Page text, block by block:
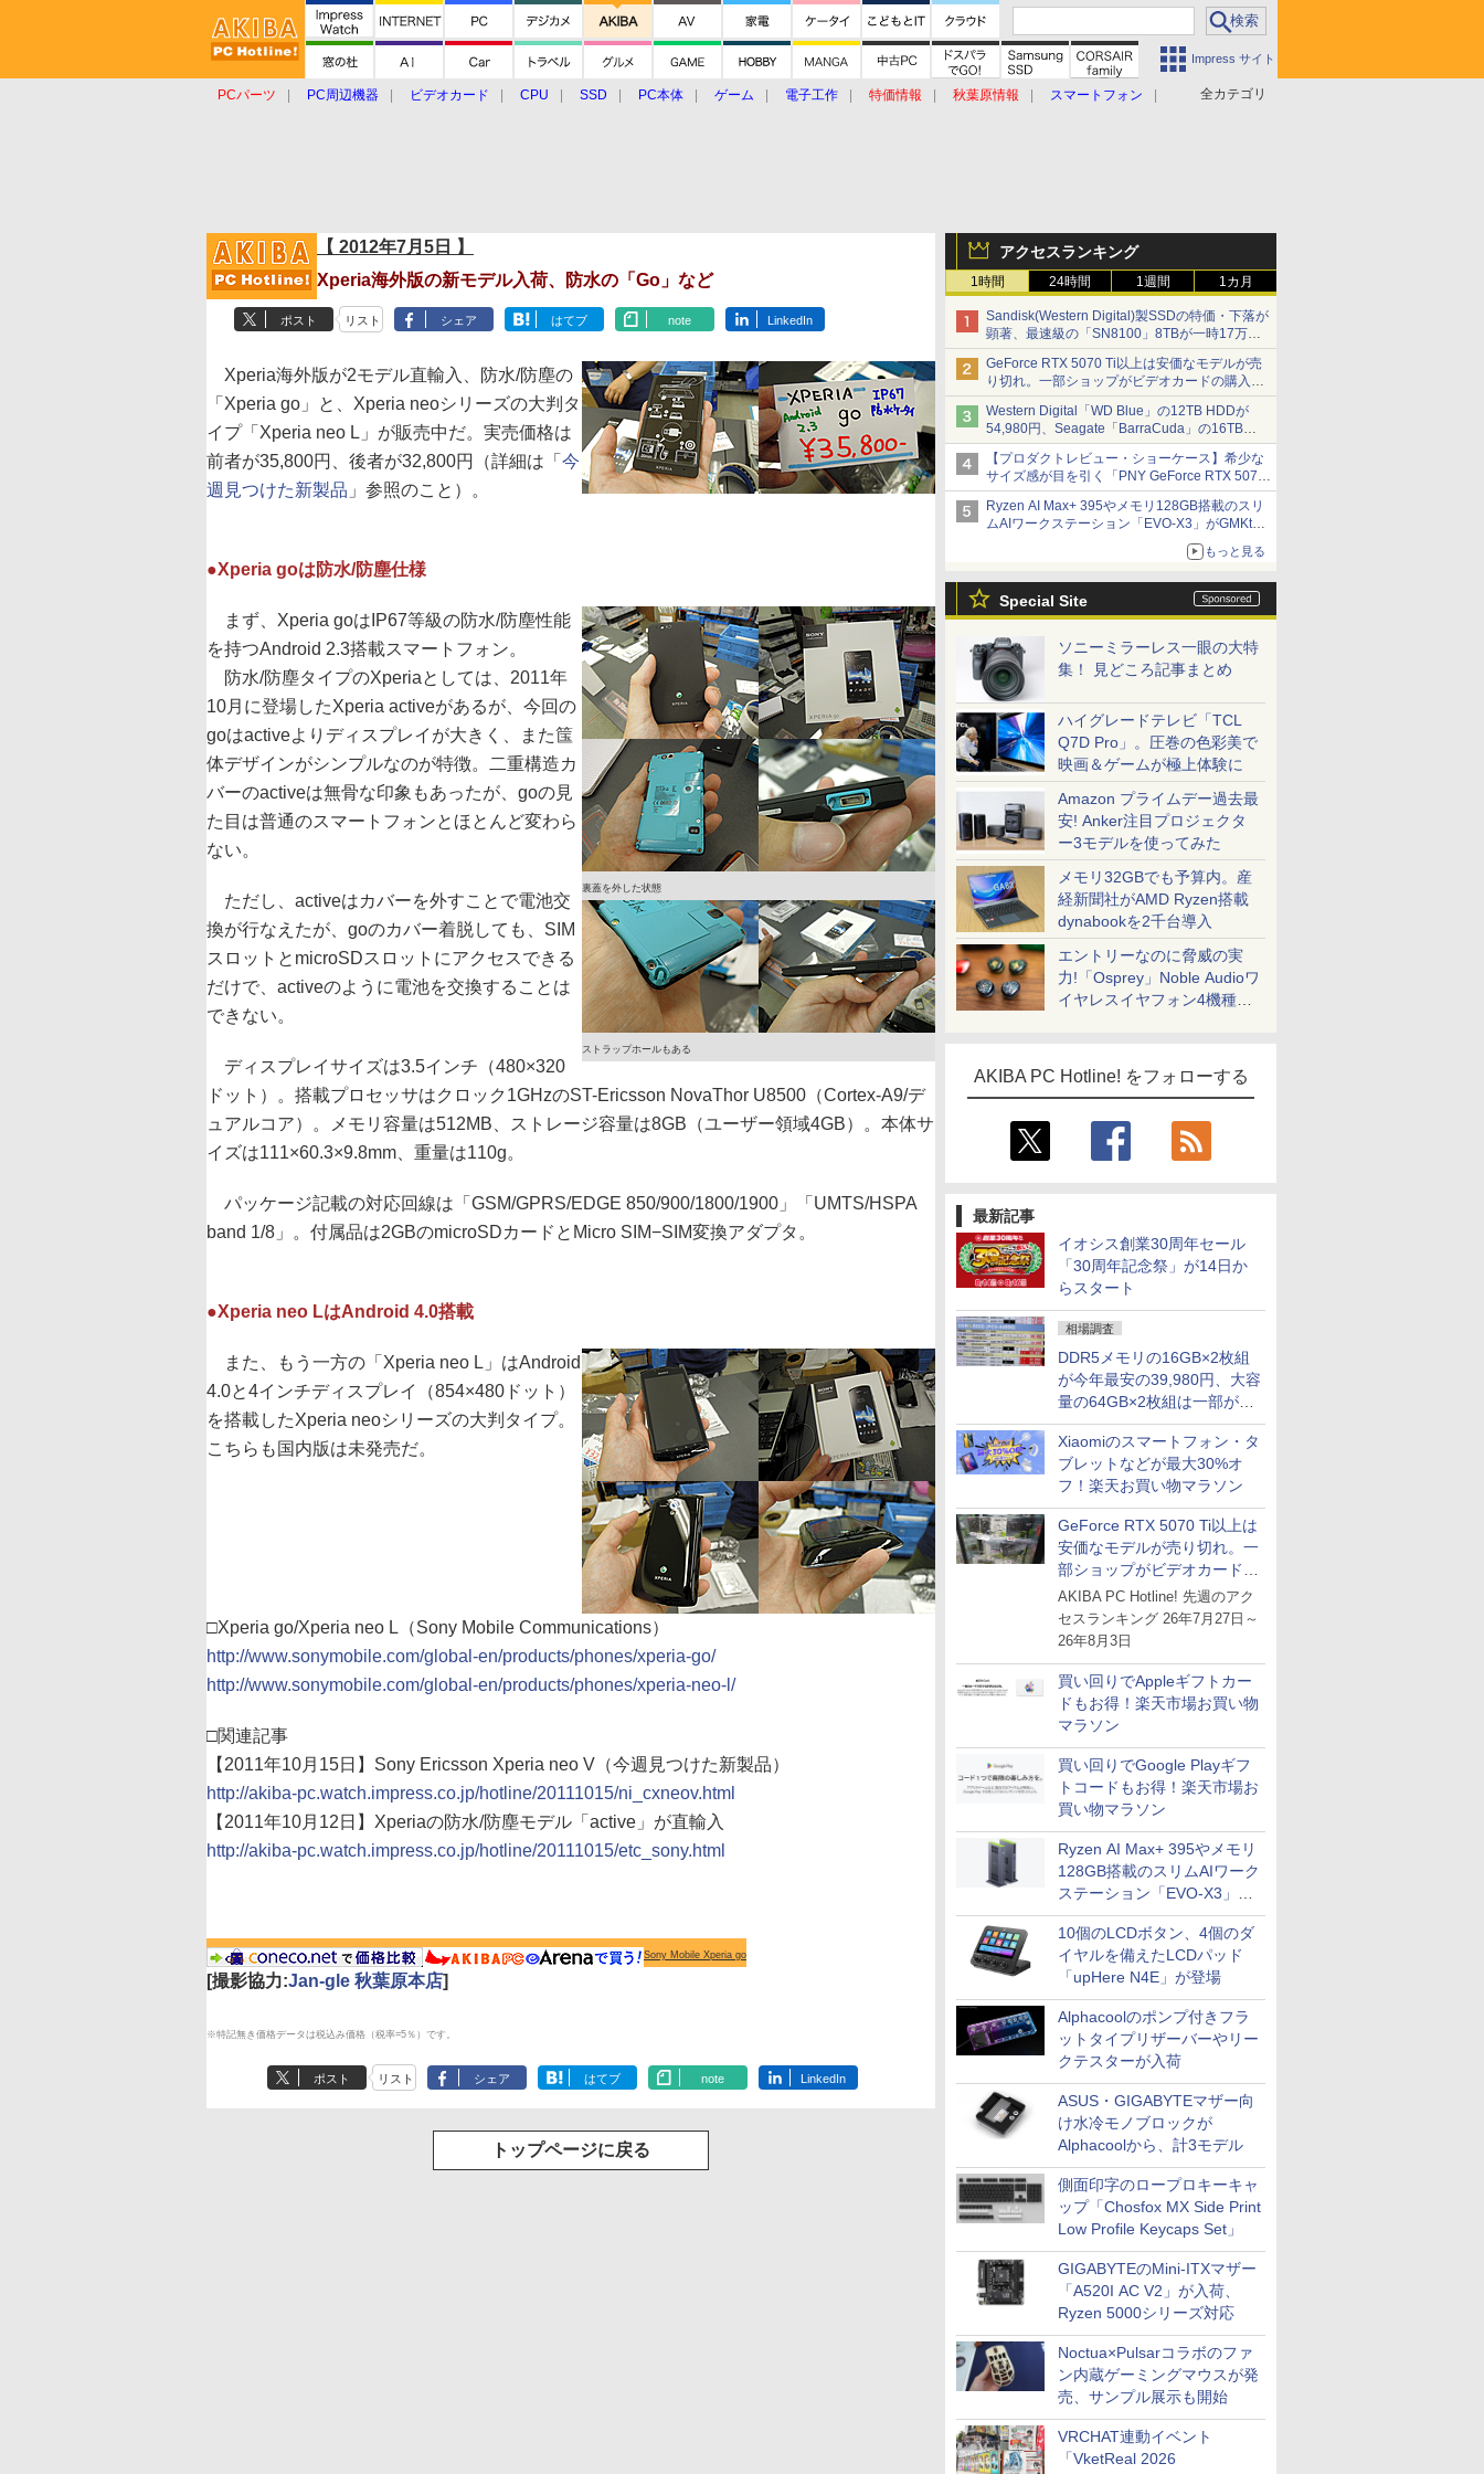
Impress サイト
全カテゴリ
PCパーツ PC周辺機器 ビデオカード CPU SSD PC本体 ゲーム 電子工作 特価情報 秋葉原情報
スマートフォン
アクセスランキング
1時間 24時間 1週間 1カ月
Sandisk(Western Digital)製SSDの特価・下落が
顕著、最速級の「SN8100」8TBが一時17万円
割れ [8月前半のSSD価格]
GeForce RTX 5070 Ti以上は安価なモデルが売
り切れ。一部ショップがビデオカードの購入制
限を実施したニュースが注目を集める AKIBA
PC Hotline! 先週のアクセスランキング 26年7月
27日～26年8月3日
Western Digital「WD Blue」の12TB HDDが
54,980円、Seagate「BarraCuda」の16TB
HDDが64,980円などが特売、NAS・ビジネス向
けは上昇傾向 [8月前半のHDD価格]
【プロダクトレビュー・ショーケース】希少な
サイズ感が目を引く「PNY GeForce RTX 5070
Ti 16GB OC SLIM」。準ハイエンドでも2スロ
ット厚で長さ30cm切り！スリムボディでもパフ
ォーマンスと冷却は万全 text by 内田 泰仁
Ryzen AI Max+ 395やメモリ128GB搭載のスリ
ムAIワークステーション「EVO-X3」がGMKtec
もっと見る
Special Site
ソニーミラーレス一眼の大特
集！ 見どころ記事まとめ
ハイグレードテレビ「TCL
Q7D Pro」。圧巻の色彩美で
映画＆ゲームが極上体験に
Amazon プライムデー過去最
安! Anker注目プロジェクタ
ー3モデルを使ってみた
メモリ32GBでも予算内。産
経新聞社がAMD Ryzen搭載
dynabookを2千台導入
エントリーなのに脅威の実
力!「Osprey」Noble Audioワ
イヤレスイヤフォン4機種を
AKIBA PC Hotline! をフォローする
最新記事
イオシス創業30周年セール
「30周年記念祭」が14日か
らスタート
相場調査
DDR5メモリの16GB×2枚組
が今年最安の39,980円、大容
量の64GB×2枚組は一部が続
騰 [8月前半のメモリ価格]
Xiaomiのスマートフォン・タ
ブレットなどが最大30%オ
フ！楽天お買い物マラソン
GeForce RTX 5070 Ti以上は
安価なモデルが売り切れ。一
部ショップがビデオカードの
購入制限を実施したニュース
が注目を集める
AKIBA PC Hotline! 先週のアク
セスランキング 26年7月27日～
26年8月3日
買い回りでAppleギフトカー
ドもお得！楽天市場お買い物
マラソン
買い回りでGoogle Playギフ
トコードもお得！楽天市場お
買い物マラソン
Ryzen AI Max+ 395やメモリ
128GB搭載のスリムAIワーク
ステーション「EVO-X3」が
GMKtecから
10個のLCDボタン、4個のダ
イヤルを備えたLCDパッド
「upHere N4E」が登場
Alphacoolのポンプ付きフラ
ットタイプリザーバーやリー
クテスターが入荷
ASUS・GIGABYTEマザー向
け水冷モノブロックが
Alphacoolから、計3モデル
側面印字のロープロキーキャ
ップ「Chosfox MX Side Print
Low Profile Keycaps Set」
GIGABYTEのMini-ITXマザー
「A520I AC V2」が入荷、
Ryzen 5000シリーズ対応
Noctua×Pulsarコラボのファ
ン内蔵ゲーミングマウスが発
売、サンプル展示も開始
VRCHAT連動イベント
「VketReal 2026
【 2012年7月5日 】
Xperia海外版の新モデル入荷、防水の「Go」など
ポスト リスト シェア はてブ note LinkedIn
Xperia海外版が2モデル直輸入、防水/防塵の
「Xperia go」と、Xperia neoシリーズの大判タ
イプ「Xperia neo L」が販売中だ。実売価格は
前者が35,800円、後者が32,800円（詳細は「 今
週見つけた新製品 」参照のこと）。
●Xperia goは防水/防塵仕様
裏蓋を外した状態
ストラップホールもある
まず、Xperia goはIP67等級の防水/防塵性能
を持つAndroid 2.3搭載スマートフォン。
防水/防塵タイプのXperiaとしては、2011年
10月に登場したXperia activeがあるが、今回の
goはactiveよりディスプレイが大きく、また筺
体デザインがシンプルなのが特徴。二重構造カ
バーのactiveは無骨な印象もあったが、goの見
た目は普通のスマートフォンとほとんど変わら
ない。
ただし、activeはカバーを外すことで電池交
換が行なえたが、goのカバー着脱しても、SIM
スロットとmicroSDスロットにアクセスできる
だけで、activeのように電池を交換することは
できない。
ディスプレイサイズは3.5インチ（480×320
ドット）。搭載プロセッサはクロック1GHzのST-Ericsson NovaThor U8500（Cortex-A9/デ
ュアルコア）。メモリ容量は512MB、ストレージ容量は8GB（ユーザー領域4GB）。本体サ
イズは111×60.3×9.8mm、重量は110g。
パッケージ記載の対応回線は「GSM/GPRS/EDGE 850/900/1800/1900」「UMTS/HSPA
band 1/8」。付属品は2GBのmicroSDカードとMicro SIM−SIM変換アダプタ。
●Xperia neo LはAndroid 4.0搭載
また、もう一方の「Xperia neo L」はAndroid
4.0と4インチディスプレイ（854×480ドット）
を搭載したXperia neoシリーズの大判タイプ。
こちらも国内版は未発売だ。
□Xperia go/Xperia neo L（Sony Mobile Communications）
http://www.sonymobile.com/global-en/products/phones/xperia-go/
http://www.sonymobile.com/global-en/products/phones/xperia-neo-l/
□関連記事
【2011年10月15日】Sony Ericsson Xperia neo V（今週見つけた新製品）
http://akiba-pc.watch.impress.co.jp/hotline/20111015/ni_cxneov.html
【2011年10月12日】Xperiaの防水/防塵モデル「active」が直輸入
http://akiba-pc.watch.impress.co.jp/hotline/20111015/etc_sony.html
Sony Mobile Xperia go
[撮影協力:Jan-gle 秋葉原本店]
※特記無き価格データは税込み価格（税率=5％）です。
ポスト リスト シェア はてブ note LinkedIn
トップページに戻る